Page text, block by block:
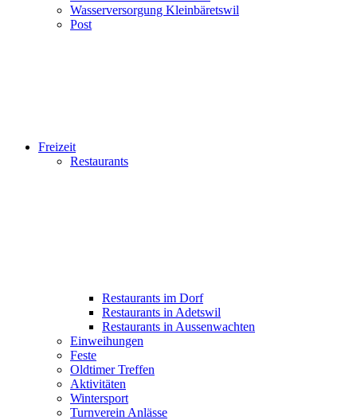
Wasserversorgung Kleinbäretswil
Post
Freizeit
Restaurants
Restaurants im Dorf
Restaurants in Adetswil
Restaurants in Aussenwachten
Einweihungen
Feste
Oldtimer Treffen
Aktivitäten
Wintersport
Turnverein Anlässe